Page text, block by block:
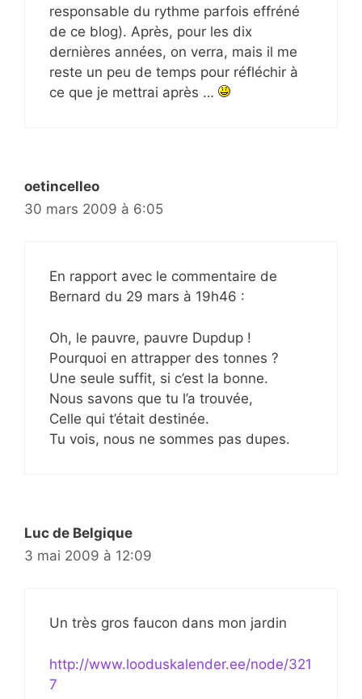
responsable du rythme parfois effréné
de ce blog). Après, pour les dix
dernières années, on verra, mais il me
reste un peu de temps pour réfléchir à
ce que je mettrai après …
oetincelleo
30 mars 2009 à 6:05
En rapport avec le commentaire de
Bernard du 29 mars à 19h46 :
Oh, le pauvre, pauvre Dupdup !
Pourquoi en attrapper des tonnes ?
Une seule suffit, si c’est la bonne.
Nous savons que tu l’a trouvée,
Celle qui t’était destinée.
Tu vois, nous ne sommes pas dupes.
Luc de Belgique
3 mai 2009 à 12:09
Un très gros faucon dans mon jardin
http://www.looduskalender.ee/node/321
7